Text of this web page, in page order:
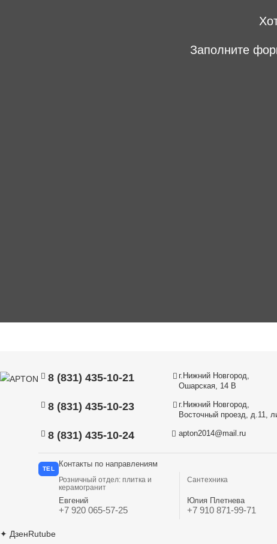
Заполните
8 (831) 435-10-21
8 (831) 435-10-23
8 (831) 435-10-24
г.Нижний Новгород,
Ошарская, 14 В
г.Нижний Новгород,
Восточный проезд, д.11,
apton2014@mail.ru
TEL
Контакты по направлениям
Розничный отдел: плитка и
керамогранит
Евгений
+7 920 065-57-25
Сантехника
Юлия Плетнева
+7 910 871-99-71
✦ ДзенRutube